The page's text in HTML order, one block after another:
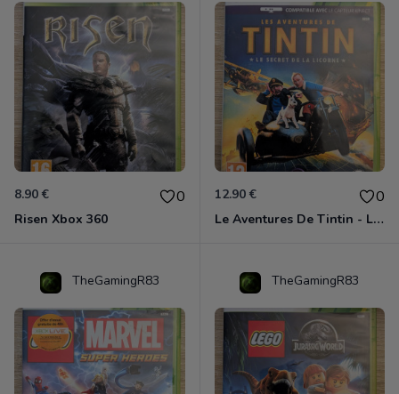
8.90 € 0
Risen Xbox 360
12.90 € 0
Le Aventures De Tintin - Le Secret De La Licorne Xbox 360
TheGamingR83 TheGamingR83